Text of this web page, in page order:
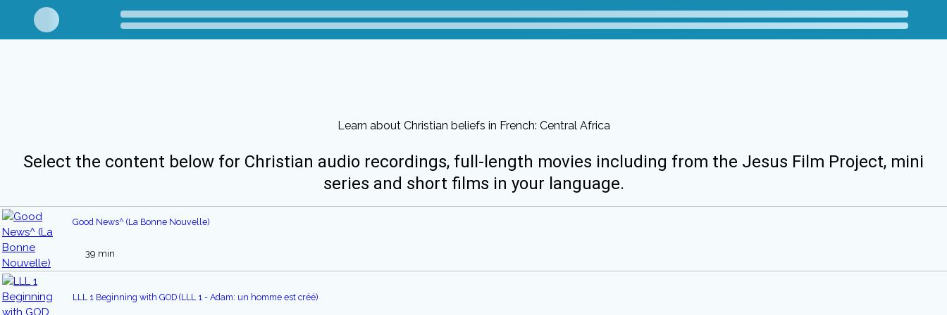
Learn about Christian beliefs in French: Central Africa
Select the content below for Christian audio recordings, full-length movies including from the Jesus Film Project, mini
series and short films in your language.
Good News^ (La Bonne Nouvelle)
39 min
LLL 1 Beginning with GOD (LLL 1 - Adam: un homme est créé)